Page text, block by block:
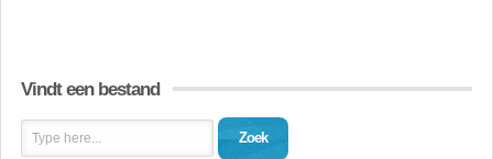
Vindt een bestand
Zoek